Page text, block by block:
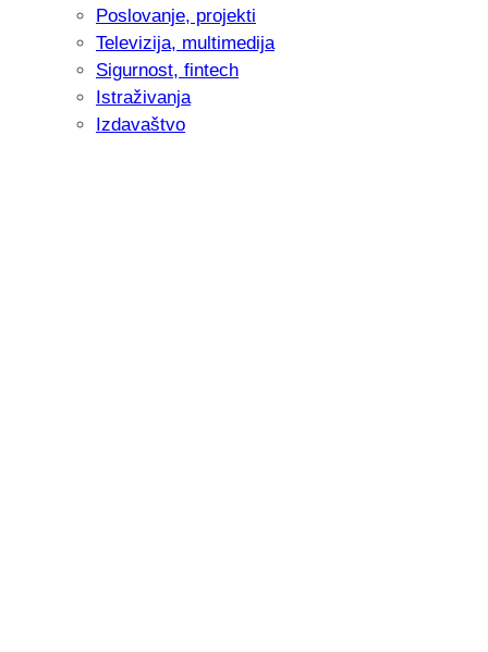
Poslovanje, projekti
Televizija, multimedija
Sigurnost, fintech
Istraživanja
Izdavaštvo